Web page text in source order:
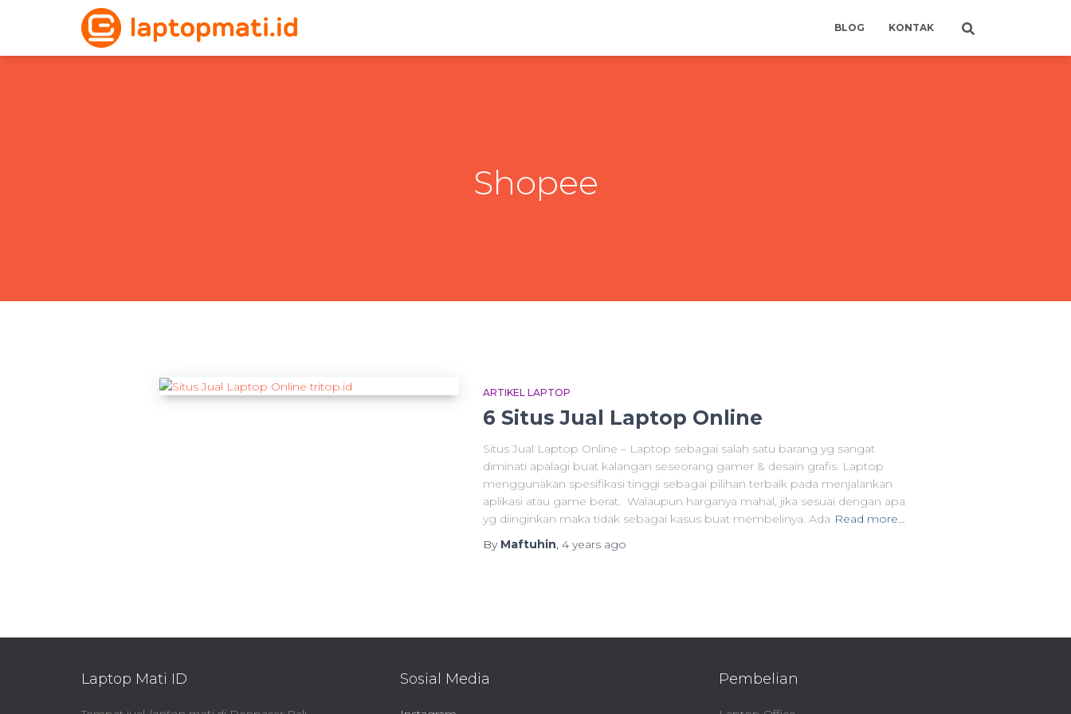
BLOG KONTAK
Shopee
ARTIKEL LAPTOP
6 Situs Jual Laptop Online
Situs Jual Laptop Online – Laptop sebagai salah satu barang yg sangat
diminati apalagi buat kalangan seseorang gamer & desain grafis. Laptop
menggunakan spesifikasi tinggi sebagai pilihan terbaik pada menjalankan
aplikasi atau game berat. Walaupun harganya mahal, jika sesuai dengan apa
yg diinginkan maka tidak sebagai kasus buat membelinya. Ada Read more…
By Maftuhin, 4 yearsago
Laptop Mati ID Sosial Media Pembelian